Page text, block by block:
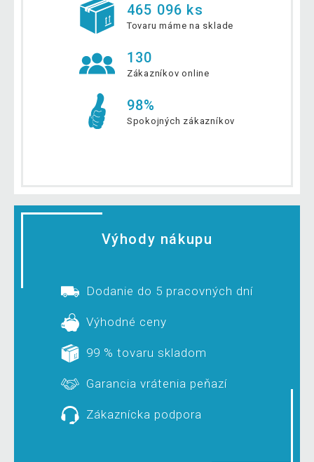
465 096 ks
Tovaru máme na sklade
130
Zákazníkov online
98%
Spokojných zákazníkov
Výhody nákupu
Dodanie do 5 pracovných dní
Výhodné ceny
99 % tovaru skladom
Garancia vrátenia peňazí
Zákaznícka podpora